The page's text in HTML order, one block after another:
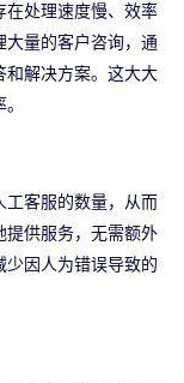
在处理速度慢、效率
大量的客户咨询，通
和解决方案。这大大
工客服的数量，从而
提供服务，无需额外
少因人为错误导致的